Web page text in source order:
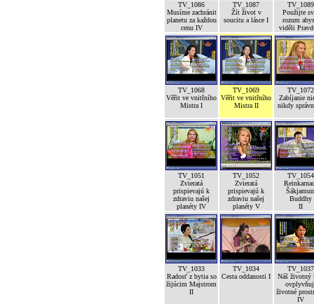
TV_1086
Musíme zachránit
planetu za každou
cenu IV
TV_1087
Žít život v
soucitu a lásce I
TV_1089
Použijte
rozum
viděli
TV_1068
Věřit ve vnitřního
Mistra I
TV_1069
Věřit ve vnitřního
Mistra II
TV_1072
Zabíjanie
nikdy
TV_1051
Zvieratá
prispievajú k
zdraviu našej
planéty IV
TV_1052
Zvieratá
prispievajú k
zdraviu našej
planéty V
TV_1054
Buddhy
II
TV_1033
Radosť z bytia so
žijúcim Majstrom
II
TV_1034
Cesta oddanosti I
TV_1037
Náš životný
životné
IV